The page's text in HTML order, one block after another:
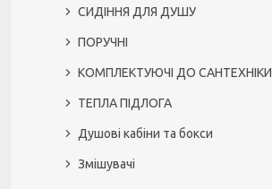
СИДІННЯ ДЛЯ ДУШУ
ПОРУЧНІ
КОМПЛЕКТУЮЧІ ДО САНТЕХНІКИ
ТЕПЛА ПІДЛОГА
Душові кабіни та бокси
Змішувачі